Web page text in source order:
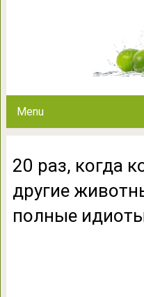
Menu
20 раз, когда
другие
полные